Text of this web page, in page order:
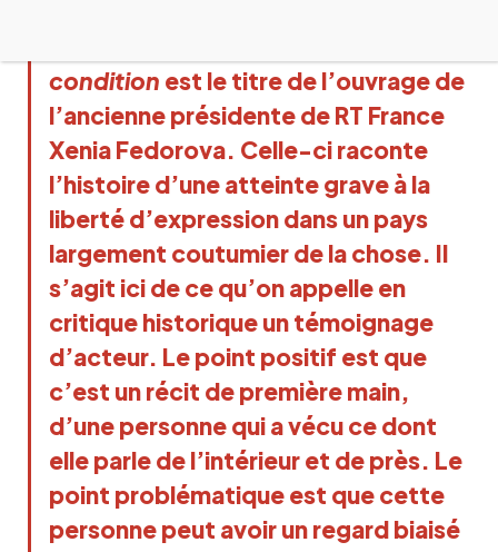
condition est le titre de l’ouvrage de
l’ancienne présidente de RT France
Xenia Fedorova. Celle-ci raconte
l’histoire d’une atteinte grave à la
liberté d’expression dans un pays
largement coutumier de la chose. Il
s’agit ici de ce qu’on appelle en
critique historique un témoignage
d’acteur. Le point positif est que
c’est un récit de première main,
d’une personne qui a vécu ce dont
elle parle de l’intérieur et de près. Le
point problématique est que cette
personne peut avoir un regard biaisé